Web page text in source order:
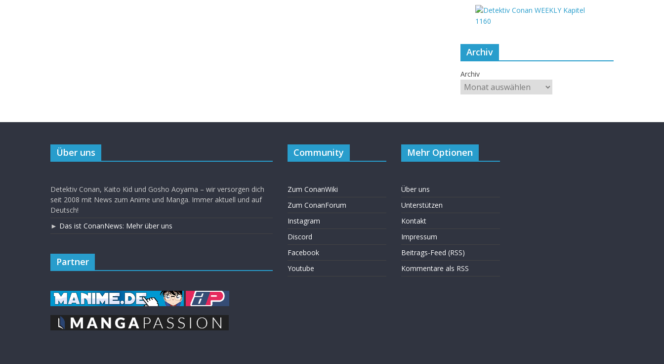
Archiv
Archiv
Über uns
Detektiv Conan, Kaito Kid und Gosho Aoyama – wir versorgen dich
seit 2008 mit News zum Anime und Manga. Immer aktuell und auf
Deutsch!
► Das ist ConanNews: Mehr über uns
Partner
Community
Zum ConanWiki
Zum ConanForum
Instagram
Discord
Facebook
Youtube
Mehr Optionen
Über uns
Unterstützen
Kontakt
Impressum
Beitrags-Feed (RSS)
Kommentare als RSS